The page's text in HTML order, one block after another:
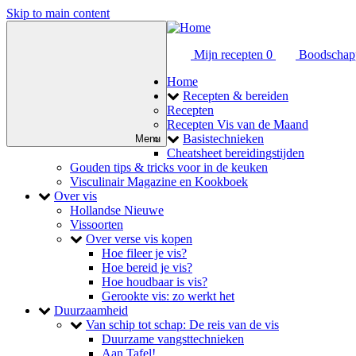
Skip to main content
Menu
Mijn recepten 0
Home
toggle
Recepten & bereiden
Recepten
Recepten Vis van de Maand
toggle
Basistechnieken
Cheatsheet bereidingstijden
Gouden tips & tricks voor in de keuken
Visculinair Magazine en Kookboek
toggle
Over vis
Hollandse Nieuwe
Vissoorten
toggle
Over verse vis kopen
Hoe fileer je vis?
Hoe bereid je vis?
Hoe houdbaar is vis?
Gerookte vis: zo werkt het
toggle
Duurzaamheid
toggle
Van schip tot schap: De reis van de vis
Duurzame vangsttechnieken
Aan Tafel!